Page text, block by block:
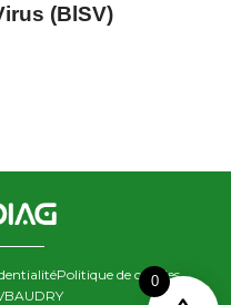
(BlSV)
Politique de cookies
0